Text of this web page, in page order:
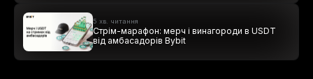
5 хв. читання
Стрім-марафон: мерч і винагороди в USDT
від амбасадорів Bybit